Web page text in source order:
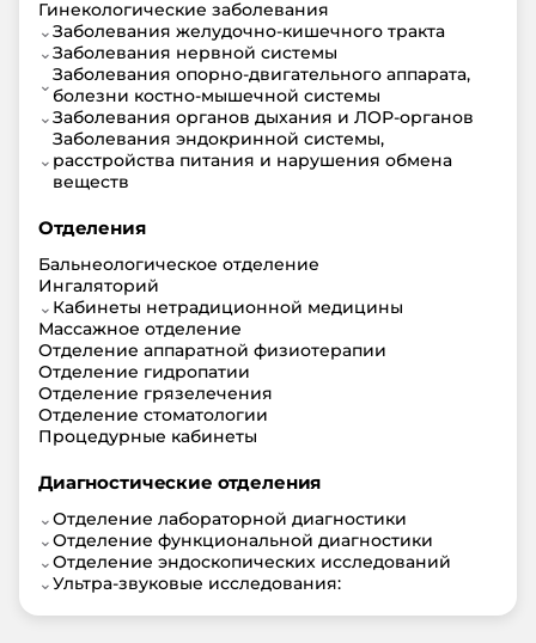
Гинекологические заболевания
⌄Заболевания желудочно-кишечного тракта
⌄Заболевания нервной системы
⌄Заболевания опорно-двигательного аппарата,
болезни костно-мышечной системы
⌄Заболевания органов дыхания и ЛОР-органов
⌄
Заболевания эндокринной системы,
расстройства питания и нарушения обмена
веществ
Отделения
Бальнеологическое отделение
Ингаляторий
⌄ Кабинеты нетрадиционной медицины
Массажное отделение
Отделение аппаратной физиотерапии
Отделение гидропатии
Отделение грязелечения
Отделение стоматологии
Процедурные кабинеты
Диагностические отделения
⌄Отделение лабораторной диагностики
⌄Отделение функциональной диагностики
⌄Отделение эндоскопических исследований
⌄Ультра-звуковые исследования: